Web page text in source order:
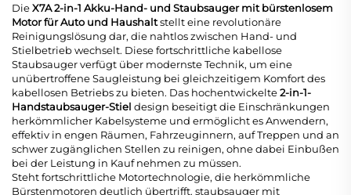
DieX7A 2-in-1 Akku-Hand- und Staubsauger mit bürstenlosem
Motor für Auto und Haushaltstellt eine revolutionäre
Reinigungslösung dar, die nahtlos zwischen Hand- und
Stielbetrieb wechselt. Diese fortschrittliche kabellose
Staubsaugerverfügt über modernste Technik, um eine
unübertroffene Saugleistung bei gleichzeitigem Komfort des
kabellosen Betriebs zu bieten. Das hochentwickelte2-in-1-
Handstaubsauger-Stiel design beseitigt die Einschränkungen
herkömmlicher Kabelsysteme und ermöglicht es Anwendern,
effektiv in engen Räumen, Fahrzeuginnern, auf Treppen und an
schwer zugänglichen Stellen zu reinigen, ohne dabei Einbußen
bei der Leistung in Kauf nehmen zu müssen.
Steht fortschrittliche Motortechnologie, die herkömmliche
Bürstenmotoren deutlich übertrifft. staubsauger mit